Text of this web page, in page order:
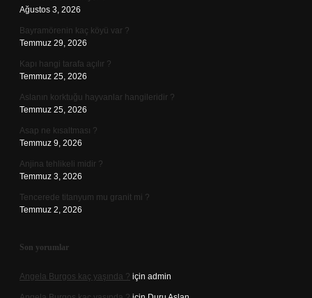
Ağustos 3, 2026
Bayramörenin kaç köyü var ?
Temmuz 29, 2026
Kapı hangi tarafa açılır ?
Temmuz 25, 2026
Aslanın korktuğu hayvanlar hangileridir ?
Temmuz 25, 2026
Asap ne kısaltması ?
Temmuz 9, 2026
Anjina tehlikeli midir ?
Temmuz 3, 2026
Tencerede titanyum mu granit mi ?
Temmuz 2, 2026
Son yorumlar
Angela Burgos kaç yaşında ? için admin